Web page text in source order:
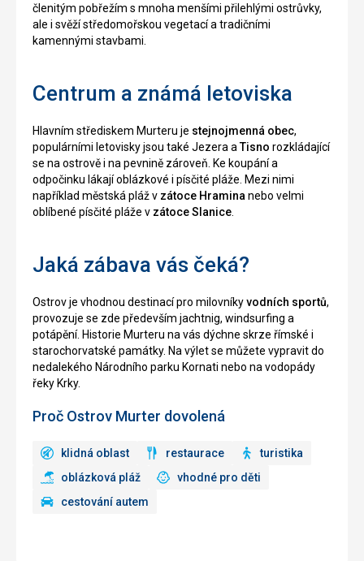
členitým pobřežím s mnoha menšími přilehlými ostrůvky,
ale i svěží středomořskou vegetací a tradičními
kamennými stavbami.
Centrum a známá letoviska
Hlavním střediskem Murteru je stejnojmenná obec,
populárními letovisky jsou také Jezera aTisno rozkládající
se na ostrově i na pevnině zároveň. Ke koupání a
odpočinku lákají oblázkové i písčité pláže. Mezi nimi
například městská pláž v zátoce Hramina nebo velmi
oblíbené písčité pláže v zátoce Slanice
Jaká zábava vás čeká?
Ostrov je vhodnou destinací pro milovníkyvodních sportů,
provozuje se zde především jachtnig, windsurfing a
potápění. Historie Murteru na vás dýchne skrze římské i
starochorvatské památky. Na výlet se můžete vypravit do
nedalekého Národního parku Kornati nebo na vodopády
řeky Krky.
Proč Ostrov Murter dovolená
klidná oblast restaurace
turistika
oblázková pláž
vhodné pro děti
cestování autem